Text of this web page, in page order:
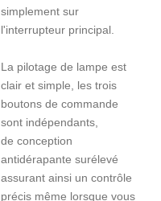
simplement sur
l'interrupteur principal.
La pilotage de lampe est
clair et simple, les trois
boutons de commande
sont indépendants,
de conception
antidérapante surélevé
assurant ainsi un contrôle
précis même lorsque vous